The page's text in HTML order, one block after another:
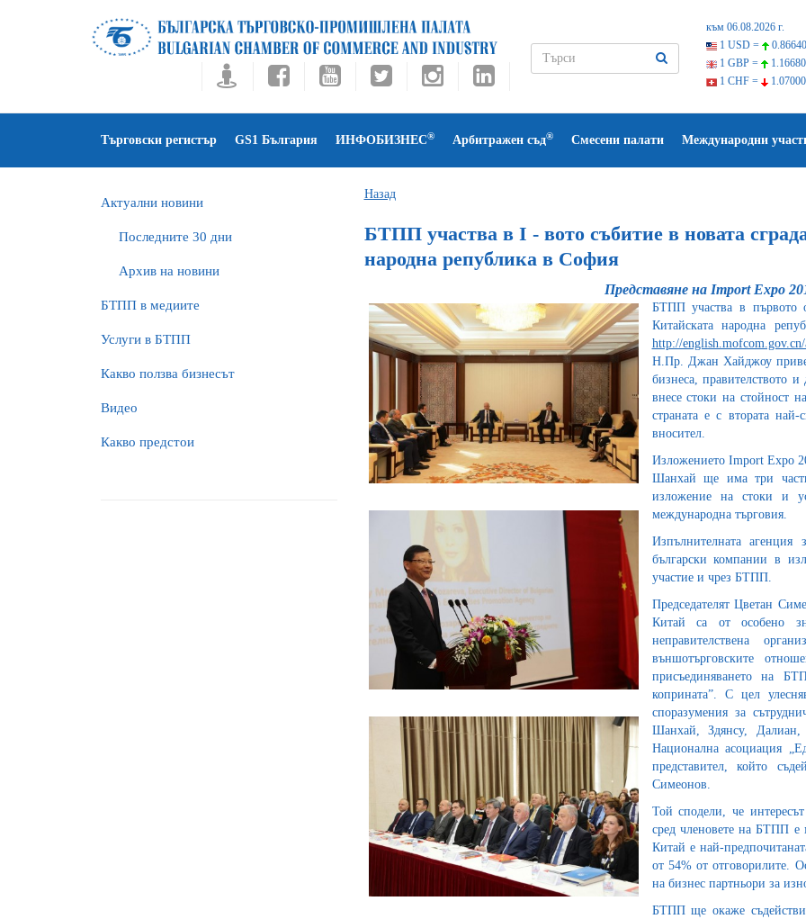
към 06.08.2026 г.
1 USD =
1 GBP =
1 CHF =
Търговски регистър GS1 България ИНФОБИЗНЕС® Арбитражен съд® Смесени палати Международни
Актуални новини
Последните 30 дни
Архив на новини
БTПП в медиите
Услуги в БТПП
Какво ползва бизнесът
Видео
Какво предстои
Назад
БТПП участва в I - вото събитие в новата
народна република в София
Представяне на Import Expo
БТПП участва в първото
Китайската народна
http://
Н.Пр. Джан Хайджоу
бизнеса, правителството
внесе стоки на стойност
страната е с втората
вносител.
Изложението Import Expo
Шанхай ще има три
изложение на стоки и
международна търговия.
Изпълнителната
български компании в
участие и чрез БТПП.
Председателят Цветан
Китай са от особено
неправителствена
външотърговските
присъединяването на
коприната”. С цел
споразумения за
Шанхай, Здянсу,
Национална асоциация
представител, който
Симеонов.
Той сподели, че
сред членовете на БТПП е
Китай е най-
от 54% от отговорилите.
на бизнес партньори за
БТПП ще окаже